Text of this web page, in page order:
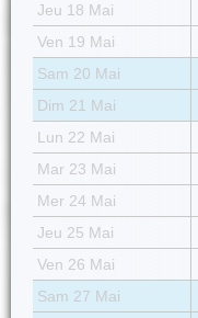
Jeu 18 Mai
Ven 19 Mai
Sam 20 Mai
Dim 21 Mai
Lun 22 Mai
Mar 23 Mai
Mer 24 Mai
Jeu 25 Mai
Ven 26 Mai
Sam 27 Mai